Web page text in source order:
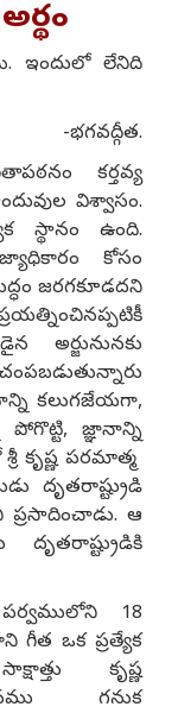
ఇందులో లేనిది
-భగవద్గీత.
కర్తవ్య
విశ్వాసం.
స్థానం ఉంది.
కోసం
జరగకూడదని
అర్జునునకు
కలుగజేయగా,
జ్ఞానాన్ని
కృష్ణ పరమాత్మ
దృతరాష్ట్రుడి
ప్రసాదించాడు. ఆ
18
గీత ఒక ప్రత్యేక
కృష్ణ
గనుక